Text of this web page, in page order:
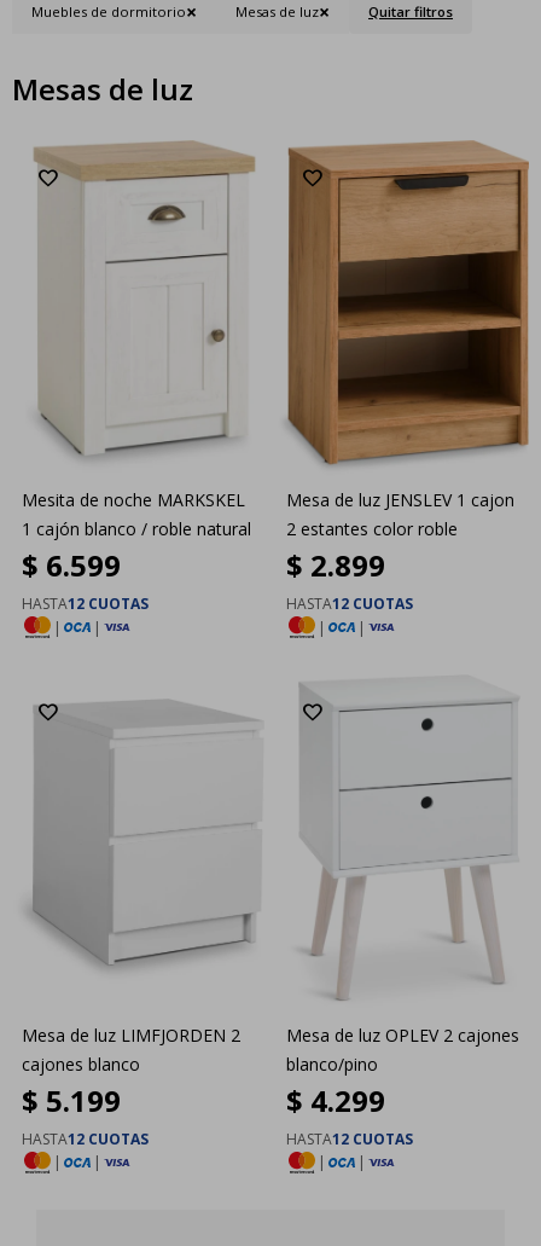
Muebles de dormitorio Mesas de luz Quitar filtros
Mesas de luz
Mesita de noche MARKSKEL
1 cajón blanco / roble natural
$ 6.599
HASTA12 CUOTAS
|
|
Mesa de luz JENSLEV 1 cajon
2 estantes color roble
$ 2.899
HASTA12 CUOTAS
|
|
Mesa de luz LIMFJORDEN 2
cajones blanco
$ 5.199
HASTA12 CUOTAS
|
|
Mesa de luz OPLEV 2 cajones
blanco/pino
$ 4.299
HASTA12 CUOTAS
|
|